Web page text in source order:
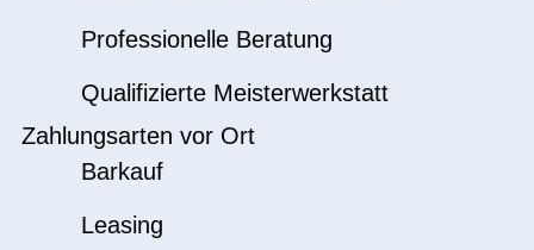
Professionelle Beratung
Qualifizierte Meisterwerkstatt
Zahlungsarten vor Ort
Barkauf
Leasing